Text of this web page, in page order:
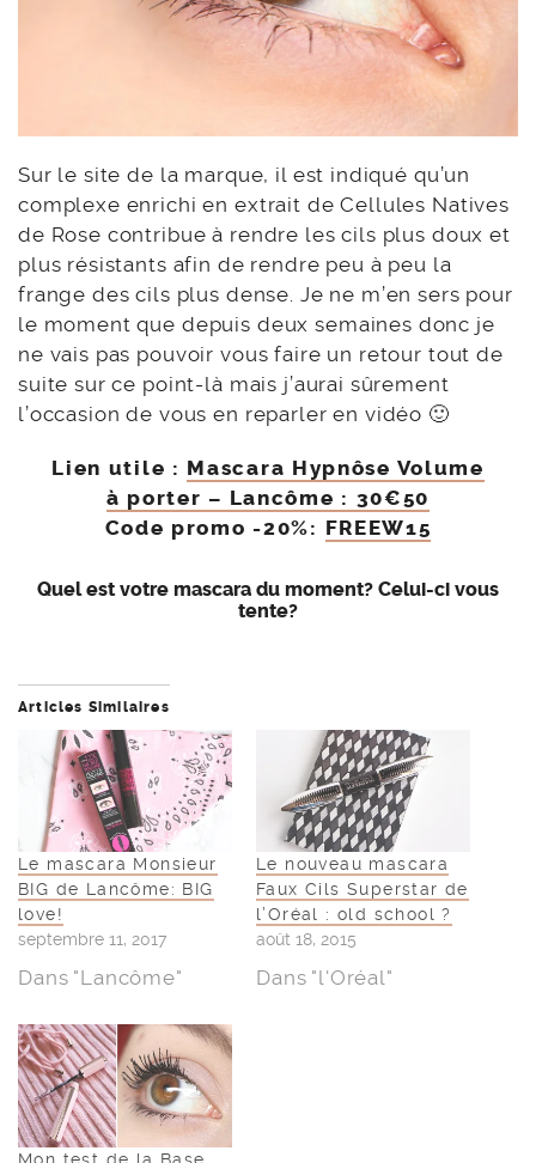
Sur le site de la marque, il est indiqué qu’un
complexe enrichi en extrait de Cellules Natives
de Rose contribue à rendre les cils plus doux et
plus résistants afin de rendre peu à peu la
frange des cils plus dense. Je ne m’en sers pour
le moment que depuis deux semaines donc je
ne vais pas pouvoir vous faire un retour tout de
suite sur ce point-là mais j’aurai sûrement
l’occasion de vous en reparler en vidéo 🙂
Lien utile : Mascara Hypnôse Volume
à porter – Lancôme : 30€50
Code promo -20%: FREEW15
Quel est votre mascara du moment? Celui-ci vous
tente?
Articles Similaires
Le mascara Monsieur
BIG de Lancôme: BIG
love!
septembre 11, 2017
Dans "Lancôme"
Le nouveau mascara
Faux Cils Superstar de
l’Oréal : old school ?
août 18, 2015
Dans "l'Oréal"
Mon test de la Base